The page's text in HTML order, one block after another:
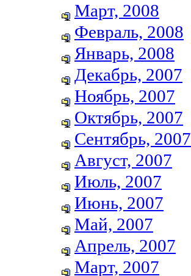
Март, 2008
Февраль, 2008
Январь, 2008
Декабрь, 2007
Ноябрь, 2007
Октябрь, 2007
Сентябрь, 2007
Август, 2007
Июль, 2007
Июнь, 2007
Май, 2007
Апрель, 2007
Март, 2007